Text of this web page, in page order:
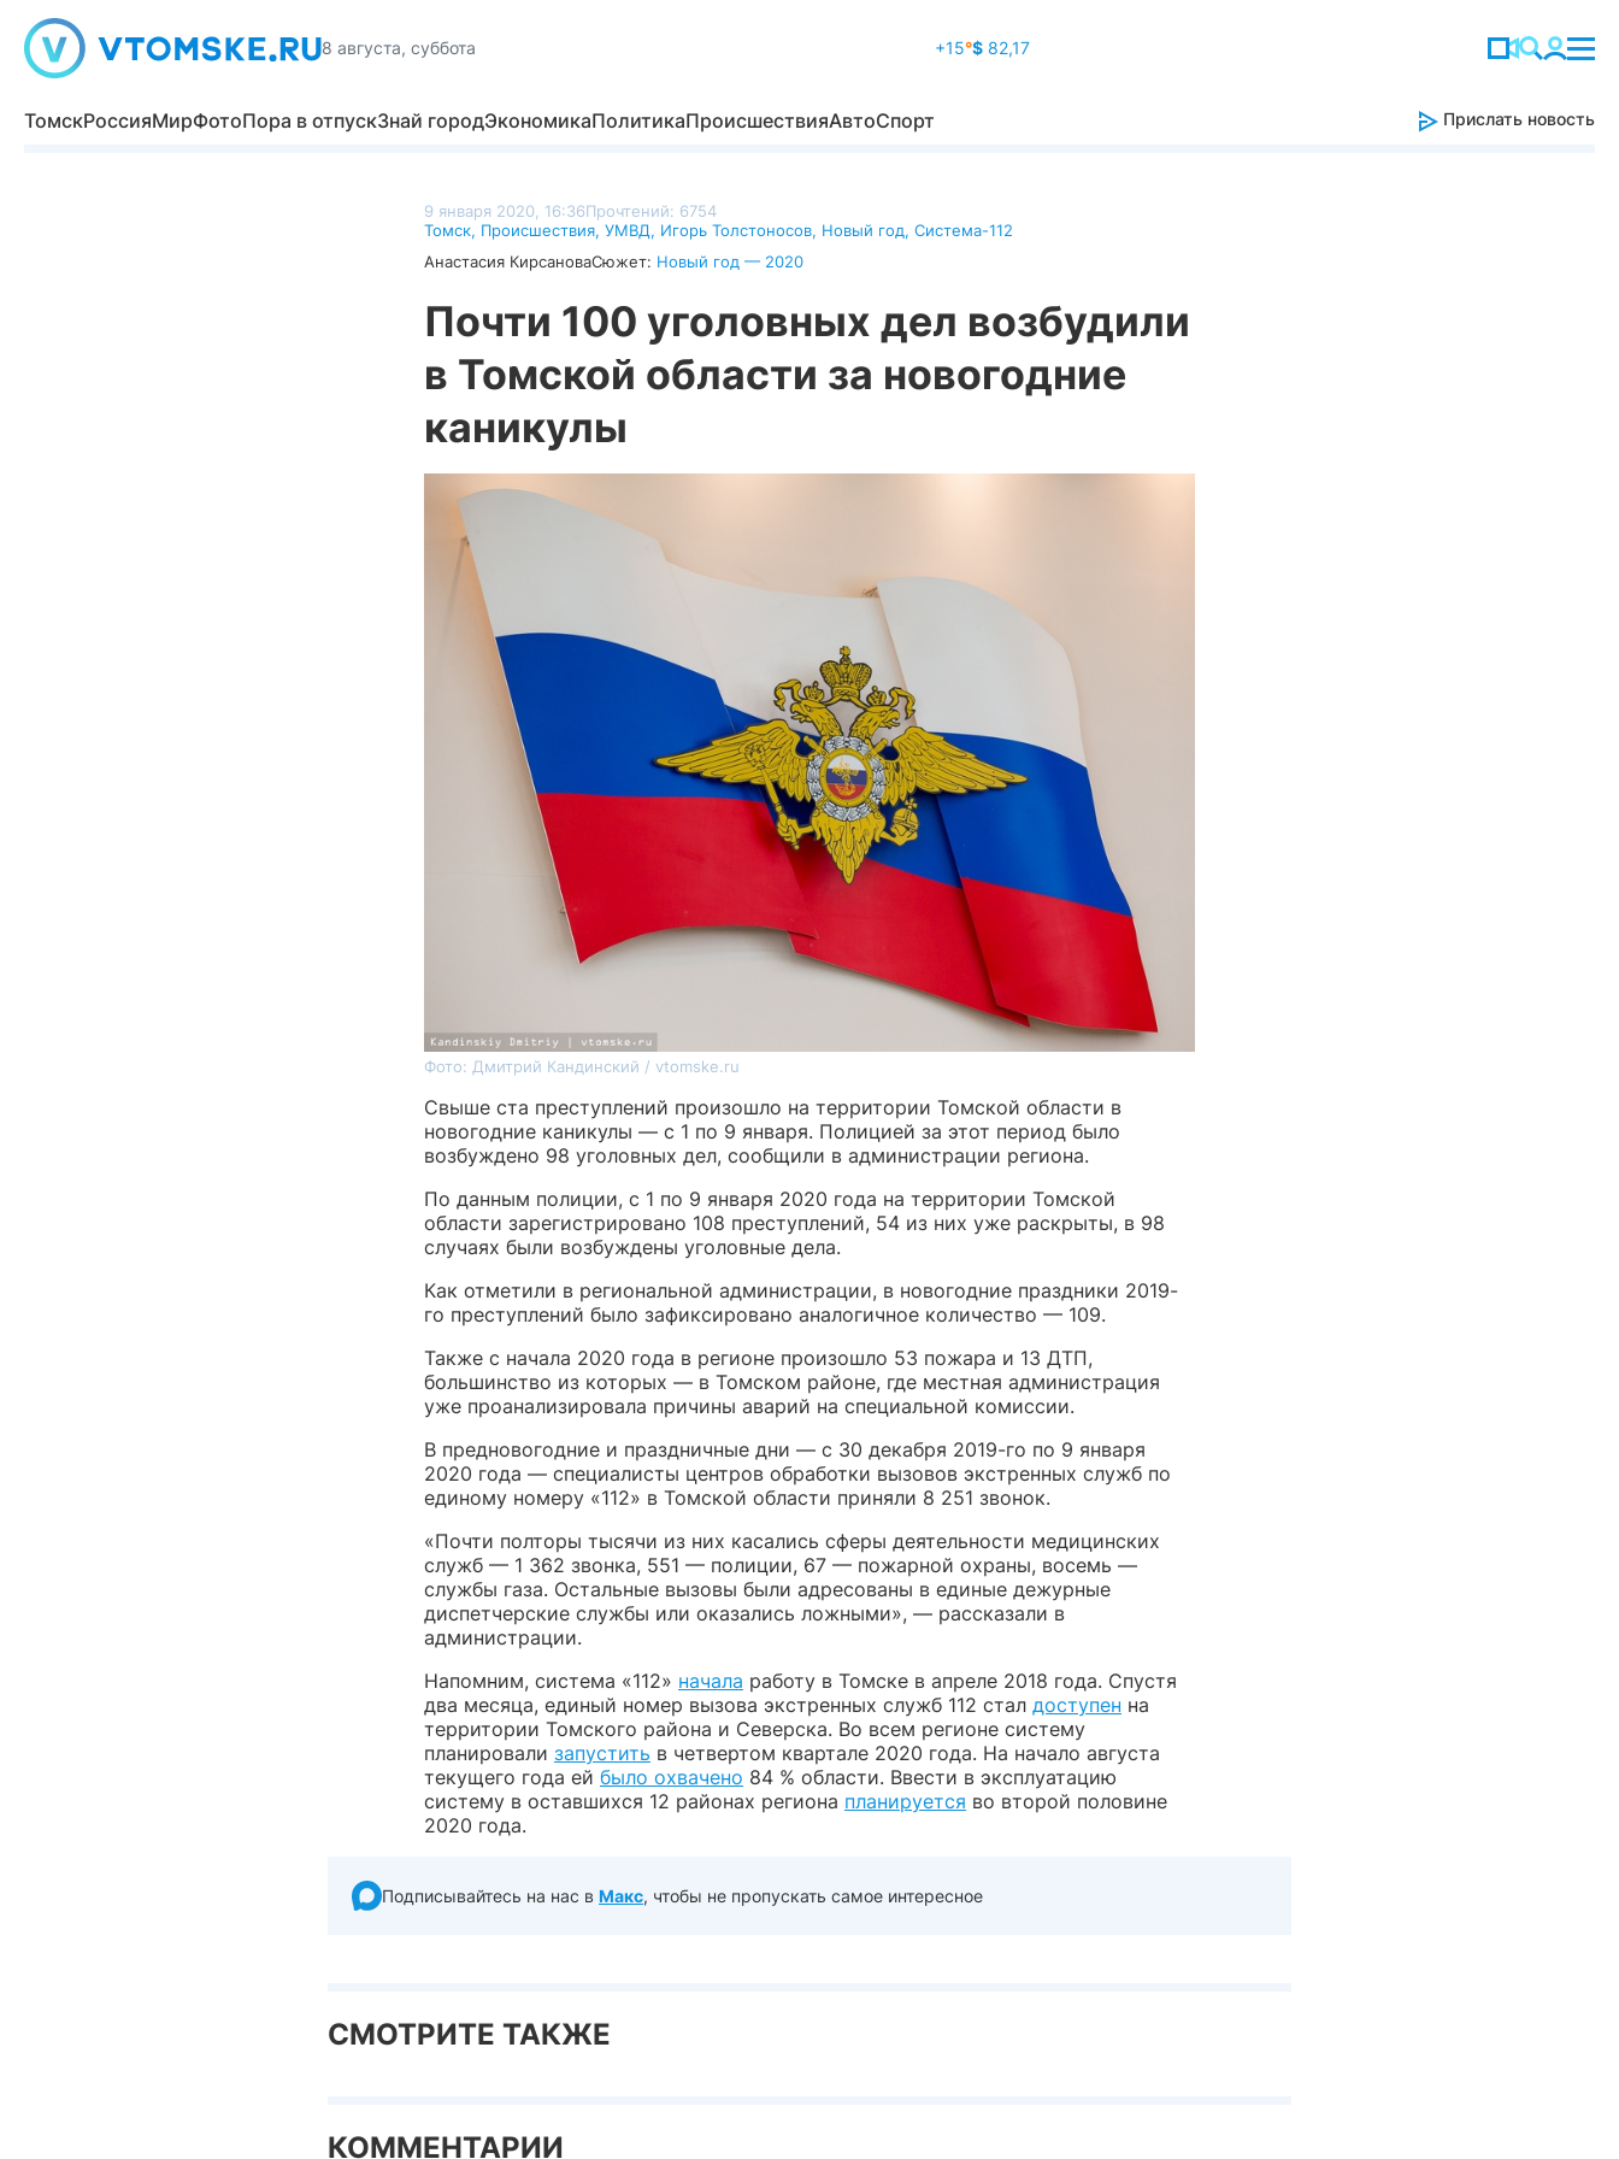
8 августа, суббота +15°$82,17
ТомскРоссияМирФотоПора в отпускЗнай городЭкономикаПолитикаПроисшествияАвтоСпорт Прислать новость
9 января 2020, 16:36Прочтений: 6754
Томск, Происшествия, УМВД, Игорь Толстоносов, Новый год, Система-112
Анастасия КирсановаСюжет: Новый год — 2020
Почти 100 уголовных дел возбудили
в Томской области за новогодние
каникулы
Фото: Дмитрий Кандинский / vtomske.ru
Свыше ста преступлений произошло на территории Томской области в
новогодние каникулы — с 1 по 9 января. Полицией за этот период было
возбуждено 98 уголовных дел, сообщили в администрации региона.
По данным полиции, с 1 по 9 января 2020 года на территории Томской
области зарегистрировано 108 преступлений, 54 из них уже раскрыты, в 98
случаях были возбуждены уголовные дела.
Как отметили в региональной администрации, в новогодние праздники 2019-
го преступлений было зафиксировано аналогичное количество — 109.
Также с начала 2020 года в регионе произошло 53 пожара и 13 ДТП,
большинство из которых — в Томском районе, где местная администрация
уже проанализировала причины аварий на специальной комиссии.
В предновогодние и праздничные дни — с 30 декабря 2019-го по 9 января
2020 года — специалисты центров обработки вызовов экстренных служб по
единому номеру «112» в Томской области приняли 8 251 звонок.
«Почти полторы тысячи из них касались сферы деятельности медицинских
служб — 1 362 звонка, 551 — полиции, 67 — пожарной охраны, восемь —
службы газа. Остальные вызовы были адресованы в единые дежурные
диспетчерские службы или оказались ложными», — рассказали в
администрации.
Напомним, система «112» начала работу в Томске в апреле 2018 года. Спустя
два месяца, единый номер вызова экстренных служб 112 стал доступен на
территории Томского района и Северска. Во всем регионе систему
планировали запустить в четвертом квартале 2020 года. На начало августа
текущего года ей было охвачено 84 % области. Ввести в эксплуатацию
систему в оставшихся 12 районах региона планируется во второй половине
2020 года.
Подписывайтесь на нас в Макс, чтобы не пропускать самое интересное
СМОТРИТЕ ТАКЖЕ
КОММЕНТАРИИ